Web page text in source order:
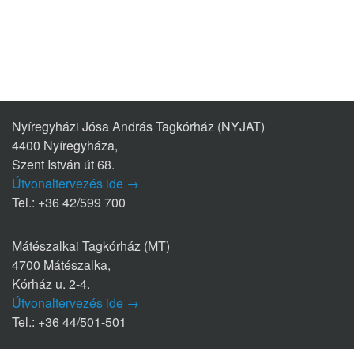
Nyíregyházi Jósa András Tagkórház (NYJAT)
4400 Nyíregyháza,
Szent István út 68.
Útvonaltervezés ide →
Tel.: +36 42/599 700
Mátészalkai Tagkórház (MT)
4700 Mátészalka,
Kórház u. 2-4.
Útvonaltervezés ide →
Tel.: +36 44/501-501